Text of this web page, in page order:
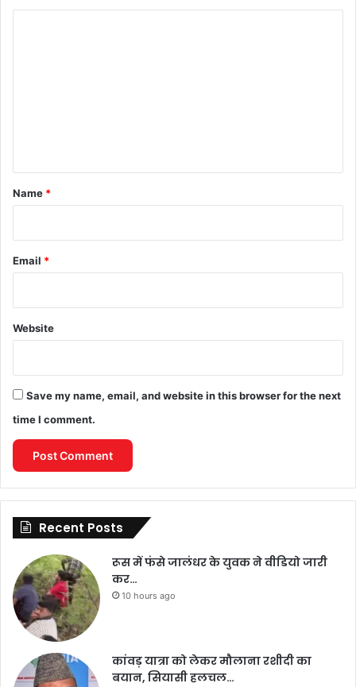
*
Name *
Email *
Website
Save my name, email, and website in this browser for the next
time I comment.
Recent Posts
रूस में फंसे जालंधर के युवक ने वीडियो जारी
कर…
10 hours ago
कांवड़ यात्रा को लेकर मौलाना रशीदी का
बयान, सियासी हलचल…